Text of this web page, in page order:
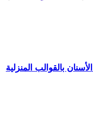
بالقوالب المنزلية